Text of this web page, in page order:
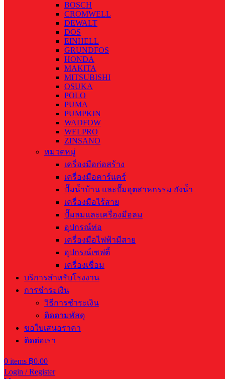
BOSCH
CROMWELL
DEWALT
DOS
EINHELL
GRUNDFOS
HONDA
MAKITA
MITSUBISHI
OSUKA
POLO
PUMA
PUMPKIN
WADFOW
WELPRO
ZINSANO
หมวดหมู่
เครื่องมือก่อสร้าง
เครื่องมือคาร์แคร์
ปั๊มน้ำบ้าน และปั๊มอุตสาหกรรม ถังน้ำ
เครื่องมือไร้สาย
ปั๊มลมและเครื่องมือลม
อุปกรณ์ท่อ
เครื่องมือไฟฟ้ามีสาย
อุปกรณ์เซฟตี้
เครื่องเชื่อม
บริการสำหรับโรงงาน
การชำระเงิน
วิธีการชำระเงิน
ติดตามพัสดุ
ขอใบเสนอราคา
ติดต่อเรา
0 items ฿0.00
Login / Register